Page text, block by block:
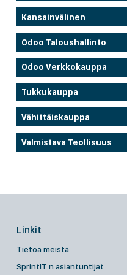
Kansainvälinen
Odoo Taloushallinto
Odoo Verkkokauppa
Tukkukauppa
Vähittäiskauppa
Valmistava Teollisuus
Linkit
Tietoa meistä
SprintIT:n asiantuntijat